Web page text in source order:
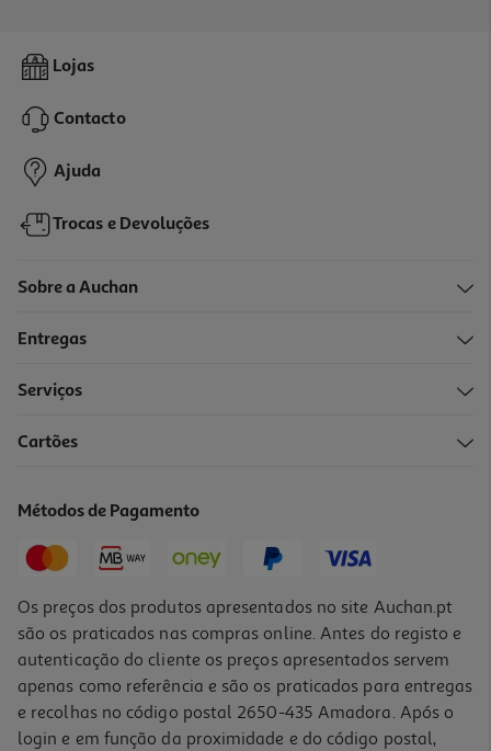
Lojas
Contacto
Ajuda
Trocas e Devoluções
Sobre a Auchan
Entregas
Serviços
Cartões
Métodos de Pagamento
Os preços dos produtos apresentados no site Auchan.pt
são os praticados nas compras online. Antes do registo e
autenticação do cliente os preços apresentados servem
apenas como referência e são os praticados para entregas
e recolhas no código postal 2650-435 Amadora. Após o
login e em função da proximidade e do código postal,